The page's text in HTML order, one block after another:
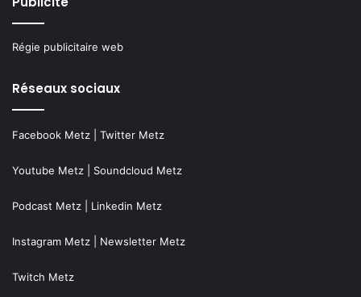
Régie publicitaire web
Réseaux sociaux
Facebook Metz Twitter Metz
Youtube Metz Soundcloud Metz
Podcast Metz Linkedin Metz
Instagram Metz Newsletter Metz
Twitch Metz